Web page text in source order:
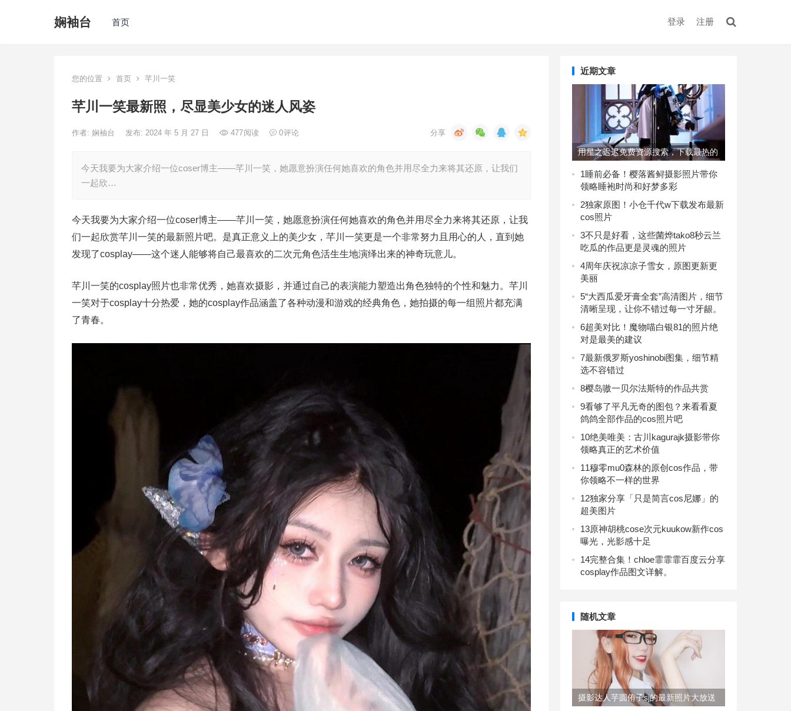
娴袖台 首页 登录 注册
您的位置 首页 芊川一笑
芊川一笑最新照，尽显美少女的迷人风姿
作者: 娴袖台 发布: 2024 年 5 月 27 日 477阅读 0评论
今天我要为大家介绍一位coser博主——芊川一笑，她愿意扮演任何她喜欢的角色并用尽全力来将其还原，让我们
一起欣…
今天我要为大家介绍一位coser博主——芊川一笑，她愿意扮演任何她喜欢的角色并用尽全力来将其还原，让我
们一起欣赏芊川一笑的最新照片吧。是真正意义上的美少女，芊川一笑更是一个非常努力且用心的人，直到她
发现了cosplay——这个迷人能够将自己最喜欢的二次元角色活生生地演绎出来的神奇玩意儿。
芊川一笑的cosplay照片也非常优秀，她喜欢摄影，并通过自己的表演能力塑造出角色独特的个性和魅力。芊川
一笑对于cosplay十分热爱，她的cosplay作品涵盖了各种动漫和游戏的经典角色，她拍摄的每一组照片都充满
了青春。
近期文章
用星之迟迟免费资源搜索，下载最热的
美图集
1睡前必备！樱落酱鲟摄影照片带你
领略睡袍时尚和好梦多彩
2独家原图！小仓千代w下载发布最新
cos照片
3不只是好看，这些菌烨tako8秒云兰
吃瓜的作品更是灵魂的照片
4周年庆祝凉凉子雪女，原图更新更
美丽
5“大西瓜爱牙膏全套”高清图片，细节
清晰呈现，让你不错过每一寸牙龈。
6超美对比！魔物喵白银81的照片绝
对是最美的建议
7最新俄罗斯yoshinobi图集，细节精
选不容错过
8樱岛嗷一贝尔法斯特的作品共赏
9看够了平凡无奇的图包？来看看夏
鸽鸽全部作品的cos照片吧
10绝美唯美：古川kagurajk摄影带你
领略真正的艺术价值
11穆零mu0森林的原创cos作品，带
你领略不一样的世界
12独家分享「只是简言cos尼娜」的
超美图片
13原神胡桃cose次元kuukow新作cos
曝光，光影感十足
14完整合集！chloe霏霏霏百度云分享
cosplay作品图文详解。
随机文章
摄影达人芋圆侑子sj的最新照片大放送